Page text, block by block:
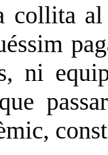
collita
ni